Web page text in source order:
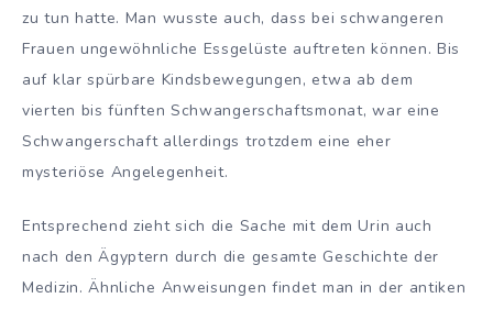
zu tun hatte. Man wusste auch, dass bei schwangeren
Frauen ungewöhnliche Essgelüste auftreten können. Bis
auf klar spürbare Kindsbewegungen, etwa ab dem
vierten bis fünften Schwangerschaftsmonat, war eine
Schwangerschaft allerdings trotzdem eine eher
mysteriöse Angelegenheit.
Entsprechend zieht sich die Sache mit dem Urin auch
nach den Ägyptern durch die gesamte Geschichte der
Medizin. Ähnliche Anweisungen findet man in der antiken